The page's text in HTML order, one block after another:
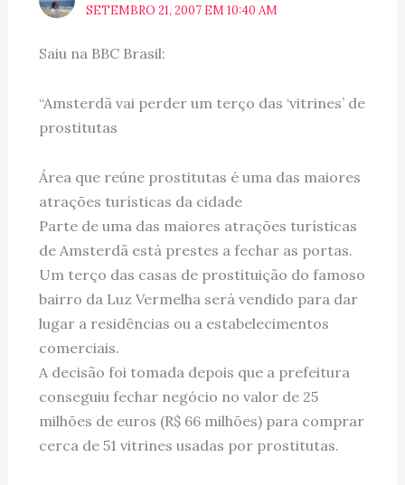
SETEMBRO 21, 2007 EM 10:40 AM
Saiu na BBC Brasil:
“Amsterdã vai perder um terço das ‘vitrines’ de
prostitutas
Área que reúne prostitutas é uma das maiores
atrações turísticas da cidade
Parte de uma das maiores atrações turísticas
de Amsterdã está prestes a fechar as portas.
Um terço das casas de prostituição do famoso
bairro da Luz Vermelha será vendido para dar
lugar a residências ou a estabelecimentos
comerciais.
A decisão foi tomada depois que a prefeitura
conseguiu fechar negócio no valor de 25
milhões de euros (R$ 66 milhões) para comprar
cerca de 51 vitrines usadas por prostitutas.